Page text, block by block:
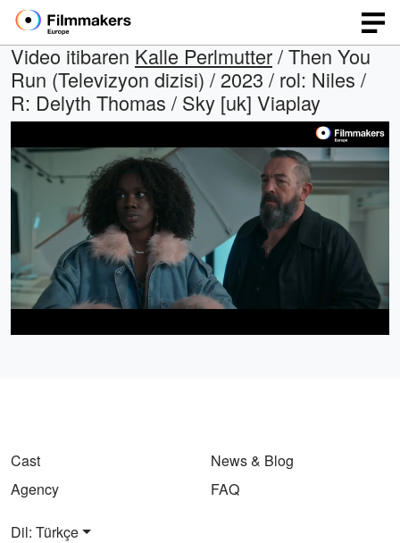
Video itibaren Kalle Perlmutter/ Then You
Run (Televizyon dizisi) / 2023 / rol: Niles /
R: Delyth Thomas / Sky [uk] Viaplay
100.00%
Cast
Agency
News & Blog
FAQ
Dil: Türkçe